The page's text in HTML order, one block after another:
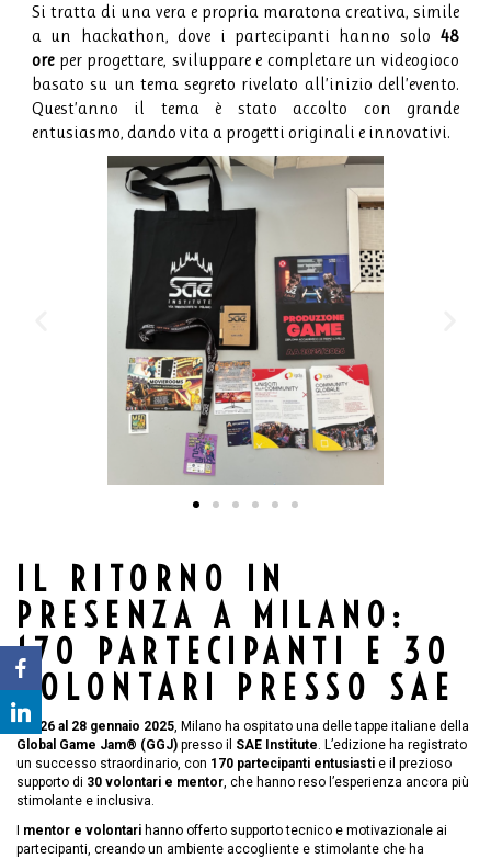
Si tratta di una vera e propria maratona creativa, simile
a un hackathon, dove i partecipanti hanno solo 48
oreper progettare, sviluppare e completare un videogioco
basato su un tema segreto rivelato all’inizio dell’evento.
Quest’anno il tema è stato accolto con grande
entusiasmo, dando vita a progetti originali e innovativi.
IL RITORNO IN
PRESENZA A MILANO:
170 PARTECIPANTI E 30
VOLONTARI PRESSO SAE
Dal 26 al 28 gennaio 2025, Milano ha ospitato una delle tappe italiane della
Global Game Jam® (GGJ) presso il SAE Institute. L’edizione ha registrato
un successo straordinario, con 170 partecipanti entusiasti e il prezioso
supporto di 30 volontari e mentor, che hanno reso l’esperienza ancora più
stimolante e inclusiva.
mentor e volontari hanno offerto supporto tecnico e motivazionale ai
partecipanti, creando un ambiente accogliente e stimolante che ha